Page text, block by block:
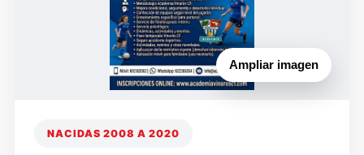
Ampliar imagen
NACIDAS 2008 A 2020